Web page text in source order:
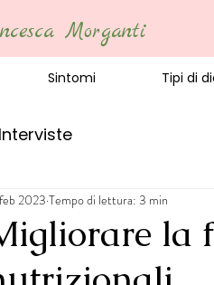
Morganti
Sintomi Tipi di
Interviste
la
2023Tempo di lettura: 3 min